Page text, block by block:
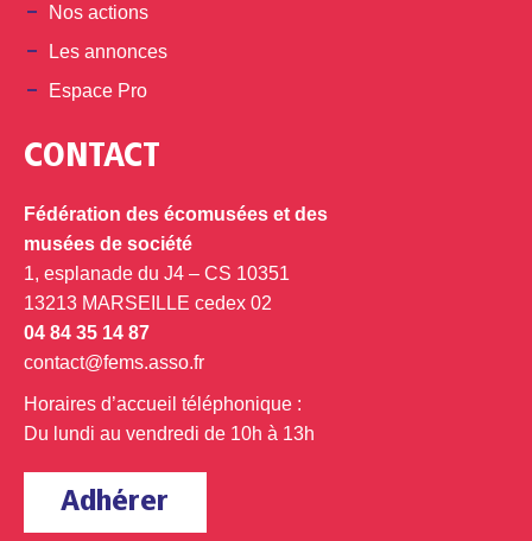
Nos actions
Les annonces
Espace Pro
CONTACT
Fédération des écomusées et des
musées de société
1, esplanade du J4 – CS 10351
13213 MARSEILLE cedex 02
04 84 35 14 87
contact@fems.asso.fr
Horaires d’accueil téléphonique :
Du lundi au vendredi de 10h à 13h
Adhérer